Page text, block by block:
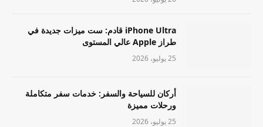
iPhone Ultra قادم: ست ميزات جديدة في
طراز Apple عالي المستوى
25 يوليو، 2026
أركان للسياحة والسفر: خدمات سفر متكاملة
ورحلات مميزة
25 يوليو، 2026